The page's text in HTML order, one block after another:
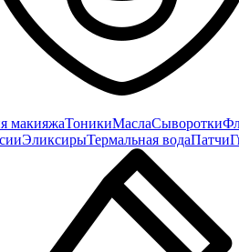
макияжаТоникиМаслаСыворотки
ЭликсирыТермальная водаПатчи